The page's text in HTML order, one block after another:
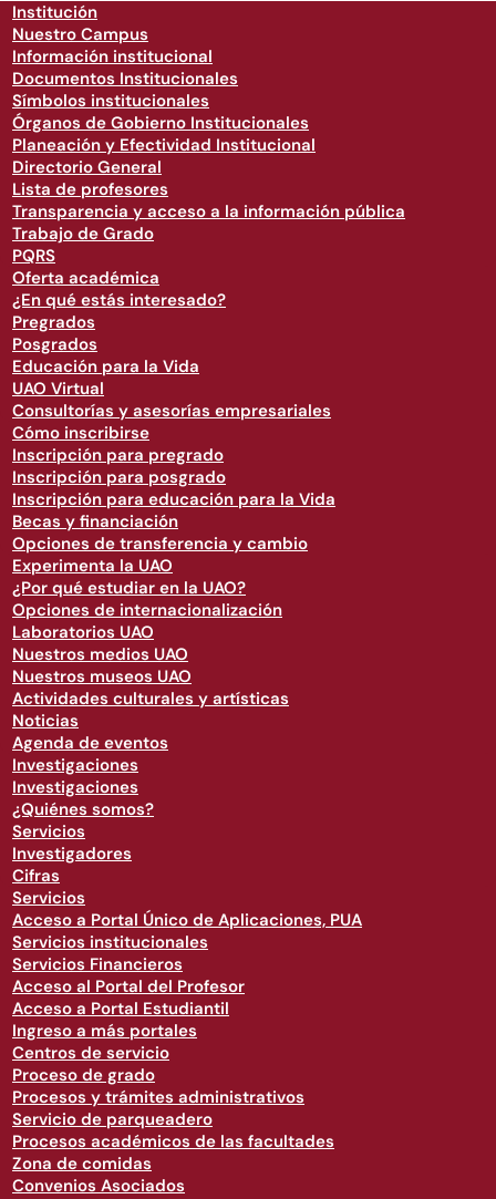
Institución
Nuestro Campus
Información institucional
Documentos Institucionales
Símbolos institucionales
Órganos de Gobierno Institucionales
Planeación y Efectividad Institucional
Directorio General
Lista de profesores
Transparencia y acceso a la información pública
Trabajo de Grado
PQRS
Oferta académica
¿En qué estás interesado?
Pregrados
Posgrados
Educación para la Vida
UAO Virtual
Consultorías y asesorías empresariales
Cómo inscribirse
Inscripción para pregrado
Inscripción para posgrado
Inscripción para educación para la Vida
Becas y financiación
Opciones de transferencia y cambio
Experimenta la UAO
¿Por qué estudiar en la UAO?
Opciones de internacionalización
Laboratorios UAO
Nuestros medios UAO
Nuestros museos UAO
Actividades culturales y artísticas
Noticias
Agenda de eventos
Investigaciones
Investigaciones
¿Quiénes somos?
Servicios
Investigadores
Cifras
Servicios
Acceso a Portal Único de Aplicaciones, PUA
Servicios institucionales
Servicios Financieros
Acceso al Portal del Profesor
Acceso a Portal Estudiantil
Ingreso a más portales
Centros de servicio
Proceso de grado
Procesos y trámites administrativos
Servicio de parqueadero
Procesos académicos de las facultades
Zona de comidas
Convenios Asociados